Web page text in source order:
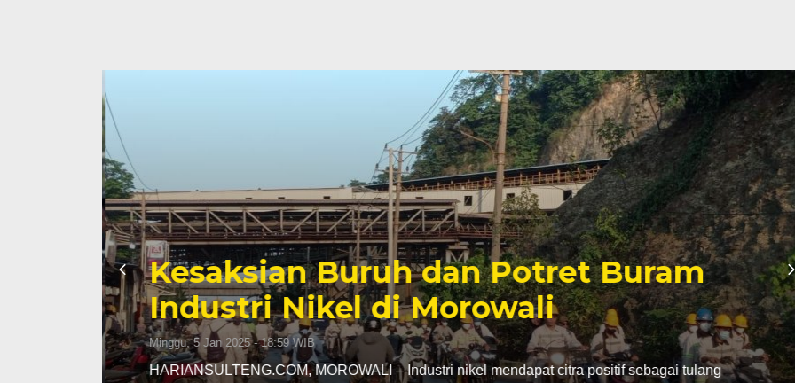
Kesaksian Buruh dan Potret Buram
Industri Nikel di Morowali
Minggu, 5 Jan 2025 - 18:59 WIB
HARIANSULTENG.COM, MOROWALI – Industri nikel mendapat citra positif sebagai tulang